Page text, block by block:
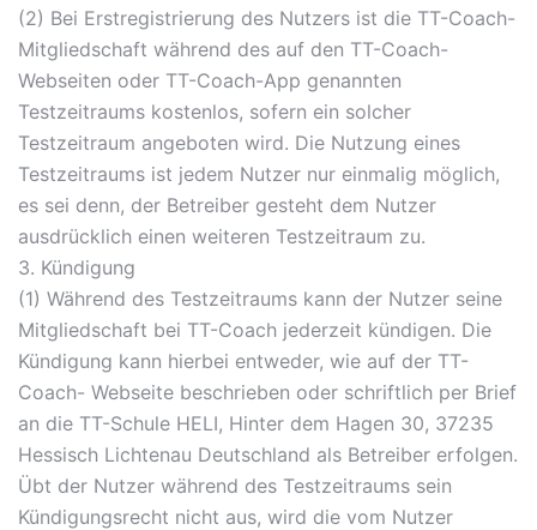
(2) Bei Erstregistrierung des Nutzers ist die TT-Coach-
Mitgliedschaft während des auf den TT-Coach-
Webseiten oder TT-Coach-App genannten
Testzeitraums kostenlos, sofern ein solcher
Testzeitraum angeboten wird. Die Nutzung eines
Testzeitraums ist jedem Nutzer nur einmalig möglich,
es sei denn, der Betreiber gesteht dem Nutzer
ausdrücklich einen weiteren Testzeitraum zu.
3. Kündigung
(1) Während des Testzeitraums kann der Nutzer seine
Mitgliedschaft bei TT-Coach jederzeit kündigen. Die
Kündigung kann hierbei entweder, wie auf der TT-
Coach- Webseite beschrieben oder schriftlich per Brief
an die TT-Schule HELI, Hinter dem Hagen 30, 37235
Hessisch Lichtenau Deutschland als Betreiber erfolgen.
Übt der Nutzer während des Testzeitraums sein
Kündigungsrecht nicht aus, wird die vom Nutzer